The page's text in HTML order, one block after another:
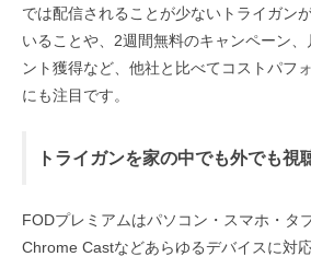
では配信されることが少ないトライガン
いることや、2週間無料のキャンペーン
ント獲得など、他社と比べてコストパフ
にも注目です。
トライガンを家の中でも外でも視
FODプレミアムはパソコン・スマホ・タ
Chrome Castなどあらゆるデバイスに対応